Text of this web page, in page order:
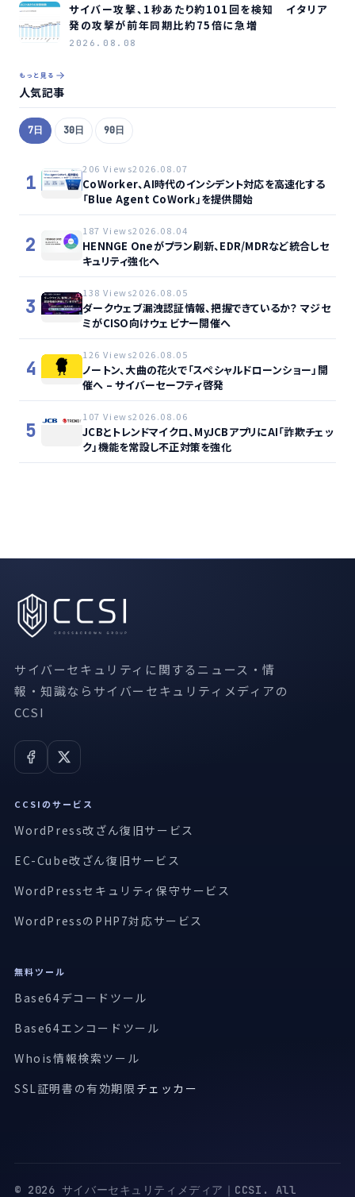
サイバー攻撃、1秒あたり約101回を検知 イタリア
発の攻撃が前年同期比約75倍に急増
2026.08.08
もっと見る
人気記事
7日 30日 90日
1
206 Views2026.08.07
CoWorker、AI時代のインシデント対応を高速化する
「Blue Agent CoWork」を提供開始
2
187 Views2026.08.04
HENNGE Oneがプラン刷新、EDR/MDRなど統合しセ
キュリティ強化へ
3
138 Views2026.08.05
ダークウェブ漏洩認証情報、把握できているか？ マジセ
ミがCISO向けウェビナー開催へ
4
126 Views2026.08.05
ノートン、大曲の花火で「スペシャルドローンショー」開
催へ – サイバーセーフティ啓発
5
107 Views2026.08.06
JCBとトレンドマイクロ、MyJCBアプリにAI「詐欺チェッ
ク」機能を常設し不正対策を強化
サイバーセキュリティに関するニュース・情
報・知識ならサイバーセキュリティメディアの
CCSI
CCSIのサービス
WordPress改ざん復旧サービス
EC-Cube改ざん復旧サービス
WordPressセキュリティ保守サービス
WordPressのPHP7対応サービス
無料ツール
Base64デコードツール
Base64エンコードツール
Whois情報検索ツール
SSL証明書の有効期限 チェッカー
© 2026 サイバーセキュリティメディア｜CCSI. All